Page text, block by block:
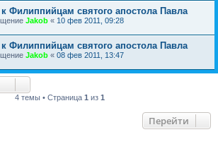
Филиппийцам святого апостола Павла
Jakob « 10 фев 2011, 09:28
Филиппийцам святого апостола Павла
Jakob « 08 фев 2011, 13:47
4 темы • Страница 1 из 1
Перейти